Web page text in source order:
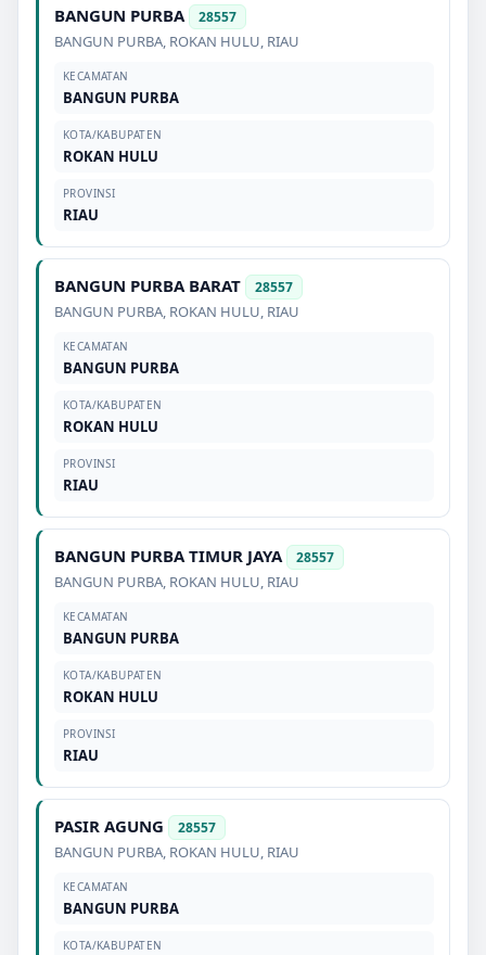
BANGUN PURBA 28557
BANGUN PURBA, ROKAN HULU, RIAU
KECAMATAN
BANGUN PURBA
KOTA/KABUPATEN
ROKAN HULU
PROVINSI
RIAU
BANGUN PURBA BARAT 28557
BANGUN PURBA, ROKAN HULU, RIAU
KECAMATAN
BANGUN PURBA
KOTA/KABUPATEN
ROKAN HULU
PROVINSI
RIAU
BANGUN PURBA TIMUR JAYA 28557
BANGUN PURBA, ROKAN HULU, RIAU
KECAMATAN
BANGUN PURBA
KOTA/KABUPATEN
ROKAN HULU
PROVINSI
RIAU
PASIR AGUNG 28557
BANGUN PURBA, ROKAN HULU, RIAU
KECAMATAN
BANGUN PURBA
KOTA/KABUPATEN